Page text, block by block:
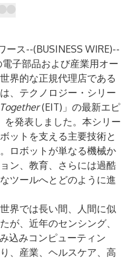
ース--(BUSINESS WIRE)--
電子部品および産業用オー
界的な正規代理店である
は、テクノロジー・シリー
(EIT)」の最新エピ
を発表しました。本シリー
ットを支える主要技術と
ロボットが単なる機械か
ン、教育、さらには過酷
ツールへとどのように進
界では長い間、人間に似
が、近年のセンシング、
込みコンピューティン
、産業、ヘルスケア、高